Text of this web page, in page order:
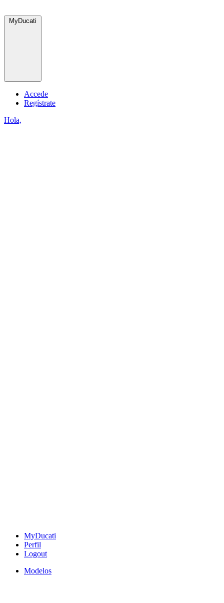
MyDucati
Accede
Regístrate
Hola,
MyDucati
Perfil
Logout
Modelos